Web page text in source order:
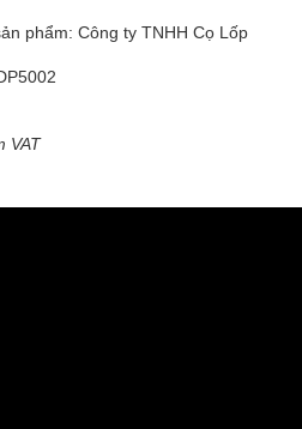
phẩm: Công ty TNHH Cọ Lốp
VAT